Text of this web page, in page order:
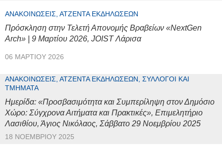
ΑΝΑΚΟΙΝΏΣΕΙΣ, ΑΤΖΈΝΤΑ ΕΚΔΗΛΏΣΕΩΝ
Πρόσκληση στην Τελετή Απονομής Βραβείων «NextGen
Arch» | 9 Μαρτίου 2026, JOIST Λάρισα
06 ΜΑΡΤΊΟΥ 2026
ΑΝΑΚΟΙΝΏΣΕΙΣ, ΑΤΖΈΝΤΑ ΕΚΔΗΛΏΣΕΩΝ, ΣΎΛΛΟΓΟΙ ΚΑΙ
ΤΜΉΜΑΤΑ
Ημερίδα: «Προσβασιμότητα και Συμπερίληψη στον Δημόσιο
Χώρο: Σύγχρονα Αιτήματα και Πρακτικές», Επιμελητήριο
Λασιθίου, Άγιος Νικόλαος, Σάββατο 29 Νοεμβρίου 2025
18 ΝΟΕΜΒΡΊΟΥ 2025